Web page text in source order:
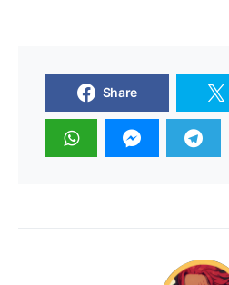
Share